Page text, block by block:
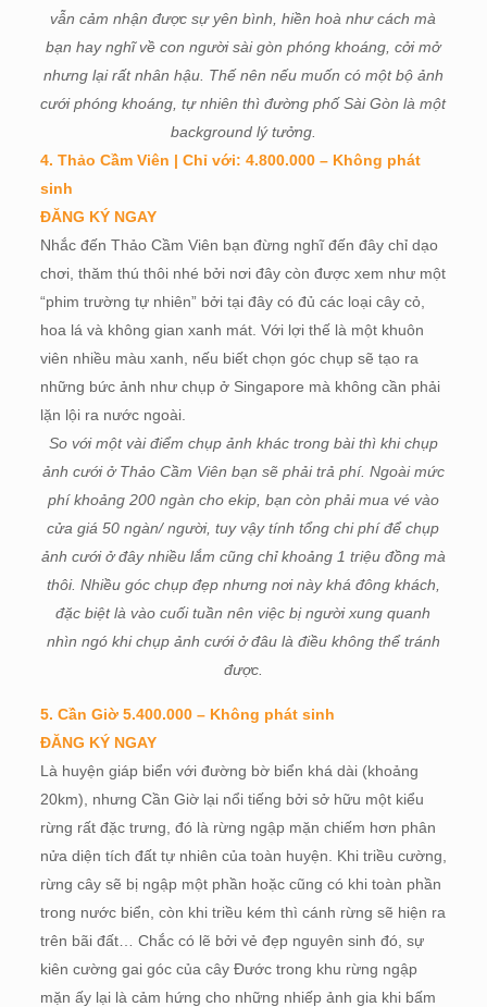
vẫn cảm nhận được sự yên bình, hiền hoà như cách mà
bạn hay nghĩ về con người sài gòn phóng khoáng, cởi mở
nhưng lại rất nhân hậu. Thế nên nếu muốn có một bộ ảnh
cưới phóng khoáng, tự nhiên thì đường phố Sài Gòn là một
background lý tưởng.
4. Thảo Cầm Viên | Chỉ với: 4.800.000 – Không phát
sinh
ĐĂNG KÝ NGAY
Nhắc đến Thảo Cầm Viên bạn đừng nghĩ đến đây chỉ dạo
chơi, thăm thú thôi nhé bởi nơi đây còn được xem như một
“phim trường tự nhiên” bởi tại đây có đủ các loại cây cỏ,
hoa lá và không gian xanh mát. Với lợi thế là một khuôn
viên nhiều màu xanh, nếu biết chọn góc chụp sẽ tạo ra
những bức ảnh như chụp ở Singapore mà không cần phải
lặn lội ra nước ngoài.
So với một vài điểm chụp ảnh khác trong bài thì khi chụp
ảnh cưới ở Thảo Cầm Viên bạn sẽ phải trả phí. Ngoài mức
phí khoảng 200 ngàn cho ekip, bạn còn phải mua vé vào
cửa giá 50 ngàn/ người, tuy vậy tính tổng chi phí để chụp
ảnh cưới ở đây nhiều lắm cũng chỉ khoảng 1 triệu đồng mà
thôi. Nhiều góc chụp đẹp nhưng nơi này khá đông khách,
đặc biệt là vào cuối tuần nên việc bị người xung quanh
nhìn ngó khi chụp ảnh cưới ở đâu là điều không thể tránh
được.
5. Cần Giờ 5.400.000 – Không phát sinh
ĐĂNG KÝ NGAY
Là huyện giáp biển với đường bờ biển khá dài (khoảng
20km), nhưng Cần Giờ lại nổi tiếng bởi sở hữu một kiểu
rừng rất đặc trưng, đó là rừng ngập mặn chiếm hơn phân
nửa diện tích đất tự nhiên của toàn huyện. Khi triều cường,
rừng cây sẽ bị ngập một phần hoặc cũng có khi toàn phần
trong nước biển, còn khi triều kém thì cánh rừng sẽ hiện ra
trên bãi đất… Chắc có lẽ bởi vẻ đẹp nguyên sinh đó, sự
kiên cường gai góc của cây Đước trong khu rừng ngập
mặn ấy lại là cảm hứng cho những nhiếp ảnh gia khi bấm